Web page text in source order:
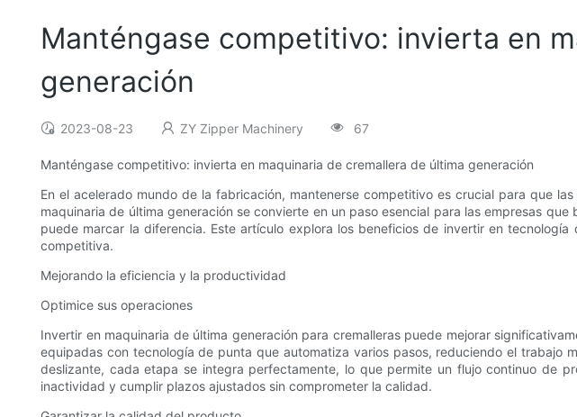
Manténgase competitivo: invierta en
generación
2023-08-23 ZY Zipper Machinery 67
Manténgase competitivo: invierta en maquinaria de cremallera de última generación
En el acelerado mundo de la fabricación, mantenerse competitivo es crucial para que
maquinaria de última generación se convierte en un paso esencial para las empresas
puede marcar la diferencia. Este artículo explora los beneficios de invertir en tecnología
competitiva.
Mejorando la eficiencia y la productividad
Optimice sus operaciones
Invertir en maquinaria de última generación para cremalleras puede mejorar
equipadas con tecnología de punta que automatiza varios pasos, reduciendo el trabajo
deslizante, cada etapa se integra perfectamente, lo que permite un flujo continuo de
inactividad y cumplir plazos ajustados sin comprometer la calidad.